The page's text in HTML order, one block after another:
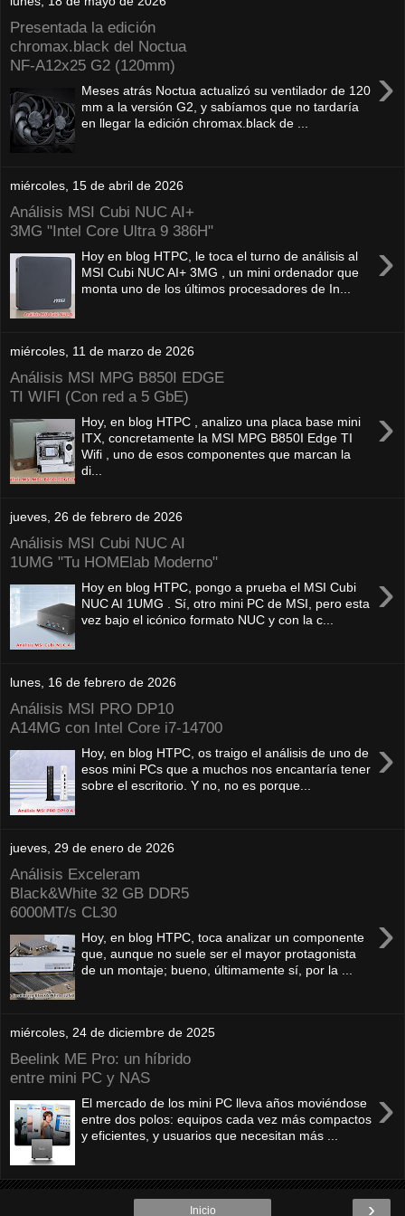
Presentada la edición
chromax.black del Noctua
NF‑A12x25 G2 (120mm)
›
Meses atrás Noctua actualizó su ventilador de 120
mm a la versión G2, y sabíamos que no tardaría
en llegar la edición chromax.black de ...
miércoles, 15 de abril de 2026
Análisis MSI Cubi NUC AI+
3MG "Intel Core Ultra 9 386H"
›
Hoy en blog HTPC, le toca el turno de análisis al
MSI Cubi NUC AI+ 3MG , un mini ordenador que
monta uno de los últimos procesadores de In...
miércoles, 11 de marzo de 2026
Análisis MSI MPG B850I EDGE
TI WIFI (Con red a 5 GbE)
›
Hoy, en blog HTPC , analizo una placa base mini
ITX, concretamente la MSI MPG B850I Edge TI
Wifi , uno de esos componentes que marcan la
di...
jueves, 26 de febrero de 2026
Análisis MSI Cubi NUC AI
1UMG "Tu HOMElab Moderno"
›
Hoy en blog HTPC, pongo a prueba el MSI Cubi
NUC AI 1UMG . Sí, otro mini PC de MSI, pero esta
vez bajo el icónico formato NUC y con la c...
lunes, 16 de febrero de 2026
Análisis MSI PRO DP10
A14MG con Intel Core i7-14700
›
Hoy, en blog HTPC, os traigo el análisis de uno de
esos mini PCs que a muchos nos encantaría tener
sobre el escritorio. Y no, no es porque...
jueves, 29 de enero de 2026
Análisis Exceleram
Black&White 32 GB DDR5
6000MT/s CL30
›
Hoy, en blog HTPC, toca analizar un componente
que, aunque no suele ser el mayor protagonista
de un montaje; bueno, últimamente sí, por la ...
miércoles, 24 de diciembre de 2025
Beelink ME Pro: un híbrido
entre mini PC y NAS
›
El mercado de los mini PC lleva años moviéndose
entre dos polos: equipos cada vez más compactos
y eficientes, y usuarios que necesitan más ...
›
Inicio